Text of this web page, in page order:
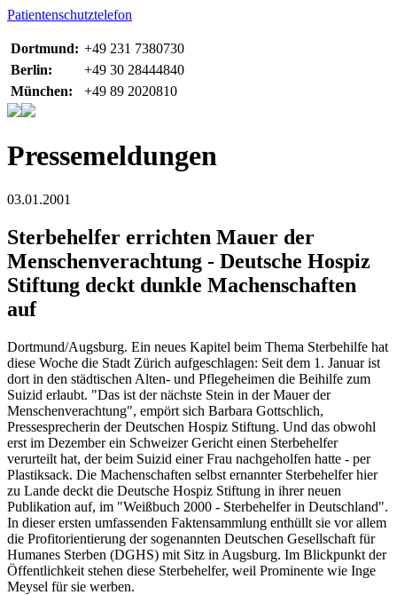
Patientenschutztelefon
Dortmund: +49 231 7380730
Berlin:
+49 30 28444840
München:
+49 89 2020810
Pressemeldungen
03.01.2001
Sterbehelfer errichten Mauer der
Menschenverachtung - Deutsche Hospiz
Stiftung deckt dunkle Machenschaften
auf
Dortmund/Augsburg. Ein neues Kapitel beim Thema Sterbehilfe hat
diese Woche die Stadt Zürich aufgeschlagen: Seit dem 1. Januar ist
dort in den städtischen Alten- und Pflegeheimen die Beihilfe zum
Suizid erlaubt. "Das ist der nächste Stein in der Mauer der
Menschenverachtung", empört sich Barbara Gottschlich,
Pressesprecherin der Deutschen Hospiz Stiftung. Und das obwohl
erst im Dezember ein Schweizer Gericht einen Sterbehelfer
verurteilt hat, der beim Suizid einer Frau nachgeholfen hatte - per
Plastiksack. Die Machenschaften selbst ernannter Sterbehelfer hier
zu Lande deckt die Deutsche Hospiz Stiftung in ihrer neuen
Publikation auf, im "Weißbuch 2000 - Sterbehelfer in Deutschland".
In dieser ersten umfassenden Faktensammlung enthüllt sie vor allem
die Profitorientierung der sogenannten Deutschen Gesellschaft für
Humanes Sterben (DGHS) mit Sitz in Augsburg. Im Blickpunkt der
Öffentlichkeit stehen diese Sterbehelfer, weil Prominente wie Inge
Meysel für sie werben.